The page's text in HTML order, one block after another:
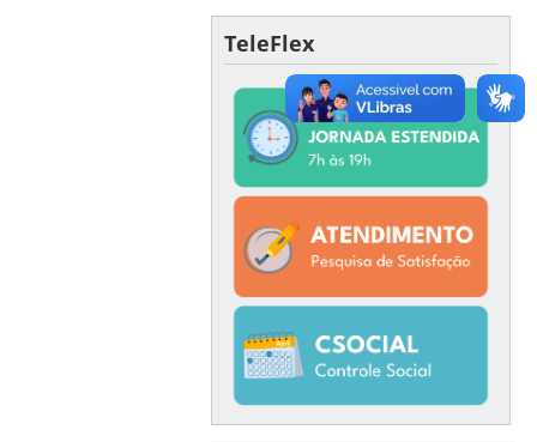
TeleFlex